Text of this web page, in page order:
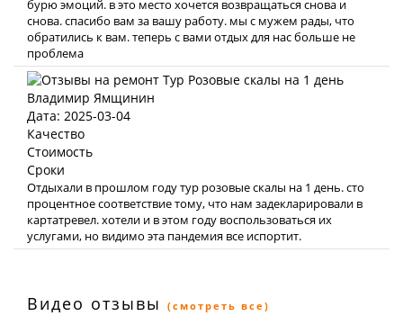
бурю эмоций. в это место хочется возвращаться снова и
снова. спасибо вам за вашу работу. мы с мужем рады, что
обратились к вам. теперь с вами отдых для нас больше не
проблема
Владимир Ямщинин
Дата: 2025-03-04
Качество
Стоимость
Сроки
Отдыхали в прошлом году тур розовые скалы на 1 день. сто
процентное соответствие тому, что нам задекларировали в
картатревел. хотели и в этом году воспользоваться их
услугами, но видимо эта пандемия все испортит.
Видео отзывы (смотреть все)